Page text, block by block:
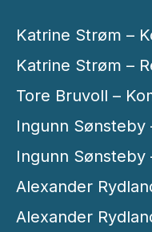
Katrine Strøm –
Katrine Strøm –
Tore Bruvoll –
Ingunn Sønsteby
Ingunn Sønsteby
Alexander
Alexander